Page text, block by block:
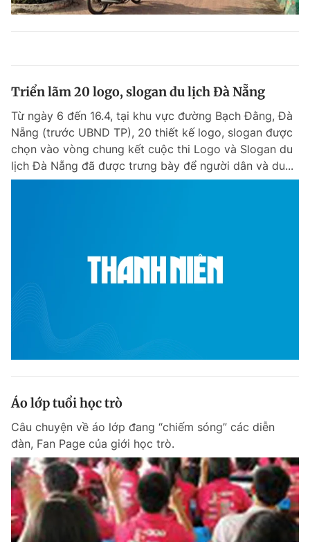
Triển lãm 20 logo, slogan du lịch Đà Nẵng
Từ ngày 6 đến 16.4, tại khu vực đường Bạch Đằng, Đà
Nẵng (trước UBND TP), 20 thiết kế logo, slogan được
chọn vào vòng chung kết cuộc thi Logo và Slogan du
lịch Đà Nẵng đã được trưng bày để người dân và du...
Áo lớp tuổi học trò
Câu chuyện về áo lớp đang “chiếm sóng” các diễn
đàn, Fan Page của giới học trò.